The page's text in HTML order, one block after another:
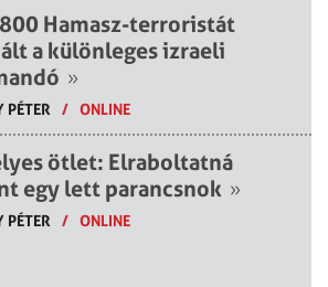
Hamasz-terroristát
a különleges izraeli
»
PÉTER / ONLINE
ötlet: Elraboltatná
egy lett parancsnok »
PÉTER / ONLINE